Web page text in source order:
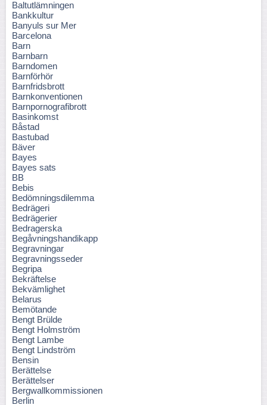
Baltutlämningen
Bankkultur
Banyuls sur Mer
Barcelona
Barn
Barnbarn
Barndomen
Barnförhör
Barnfridsbrott
Barnkonventionen
Barnpornografibrott
Basinkomst
Båstad
Bastubad
Bäver
Bayes
Bayes sats
BB
Bebis
Bedömningsdilemma
Bedrägeri
Bedrägerier
Bedragerska
Begåvningshandikapp
Begravningar
Begravningsseder
Begripa
Bekräftelse
Bekvämlighet
Belarus
Bemötande
Bengt Brülde
Bengt Holmström
Bengt Lambe
Bengt Lindström
Bensin
Berättelse
Berättelser
Bergwallkommissionen
Berlin